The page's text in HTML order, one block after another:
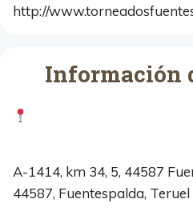
http://
Información
A-1414, km 34, 5, 44587
44587, Fuentespalda, Teruel